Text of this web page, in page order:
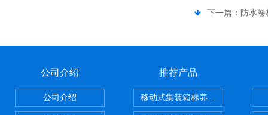
下一篇： 防水卷
公司介绍
公司介绍
推荐产品
移动式集装箱标养室 养护室设备